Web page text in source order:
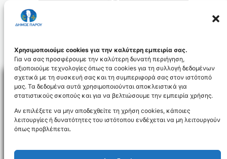
Χρησιμοποιούμε cookies για την καλύτερη εμπειρία σας.
Για να σας προσφέρουμε την καλύτερη δυνατή περιήγηση,
αξιοποιούμε τεχνολογίες όπως τα cookies για τη συλλογή δεδομένων
σχετικά με τη συσκευή σας και τη συμπεριφορά σας στον ιστότοπό
μας. Τα δεδομένα αυτά χρησιμοποιούνται αποκλειστικά για
στατιστικούς σκοπούς και για να βελτιώσουμε την εμπειρία χρήσης.
Αν επιλέξετε να μην αποδεχθείτε τη χρήση cookies, κάποιες
λειτουργίες ή δυνατότητες του ιστότοπου ενδέχεται να μη λειτουργούν
όπως προβλέπεται.
553.2005_id84
NEWSLETTER